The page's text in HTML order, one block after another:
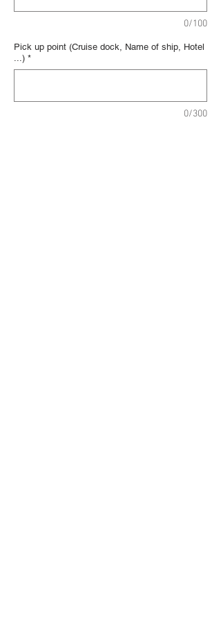
0/100
Pick up point (Cruise dock, Name of ship, Hotel
...) *
0/300